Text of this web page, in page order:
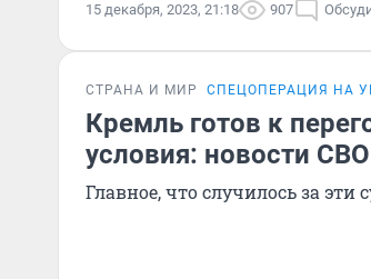
15 декабря, 2023, 21:18 907
СТРАНА И МИР СПЕЦОПЕРАЦИЯ НА
Кремль готов к
условия: новости
Главное, что случилось за эти